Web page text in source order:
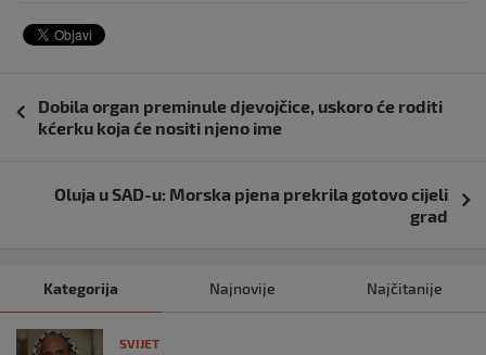
objava
Dobila organ preminule djevojčice, uskoro će roditi
kćerku koja će nositi njeno ime
Oluja u SAD-u: Morska pjena prekrila gotovo cijeli
grad
Kategorija Najnovije Najčitanije
SVIJET